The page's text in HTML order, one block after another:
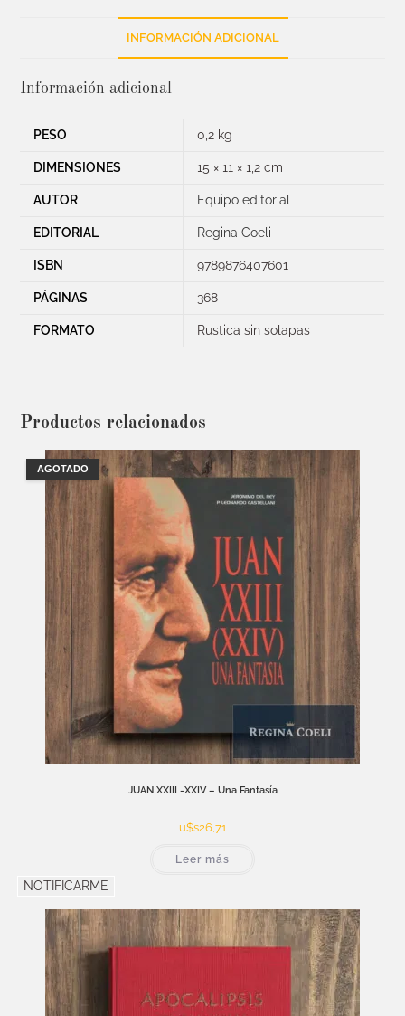
INFORMACIÓN ADICIONAL
Información adicional
PESO 0,2 kg
DIMENSIONES 15 × 11 × 1,2 cm
AUTOR Equipo editorial
EDITORIAL Regina Coeli
ISBN 9789876407601
PÁGINAS 368
FORMATO Rustica sin solapas
Productos relacionados
AGOTADO
JUAN XXIII -XXIV – Una Fantasía
u$s26,71
Leer más
NOTIFICARME